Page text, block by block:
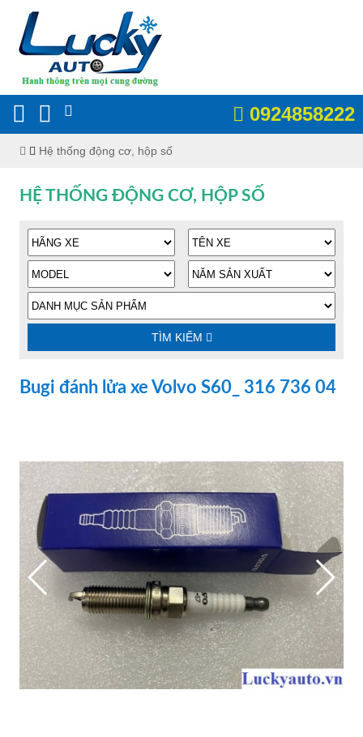
0924858222
Hệ thống động cơ, hộp số
HỆ THỐNG ĐỘNG CƠ, HỘP SỐ
TÌM KIẾM
Bugi đánh lửa xe Volvo S60_ 316 736 04